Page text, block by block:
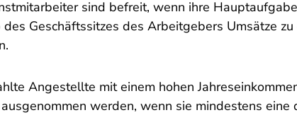
sind befreit, wenn ihre
Geschäftssitzes des Arbeitgebers Umsätze
Angestellte mit einem hohen
werden, wenn sie mindestens eine